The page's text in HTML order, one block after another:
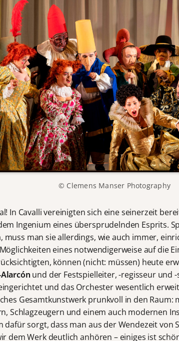
© Clemens Manser Photography
In Cavalli vereinigten sich eine seinerzeit
Ingenium eines übersprudelnden Esprits.
muss man sie allerdings, wie auch immer,
eines notwendigerweise auf die
können (nicht: müssen) heute
und der Festspielleiter, -regisseur und
und das Orchester wesentlich
Gesamtkunstwerk prunkvoll in den Raum:
Schlagzeugern und einem auch modernen
dafür sorgt, dass man aus der Wendezeit von
dem Werk deutlich anhören – einiges ist